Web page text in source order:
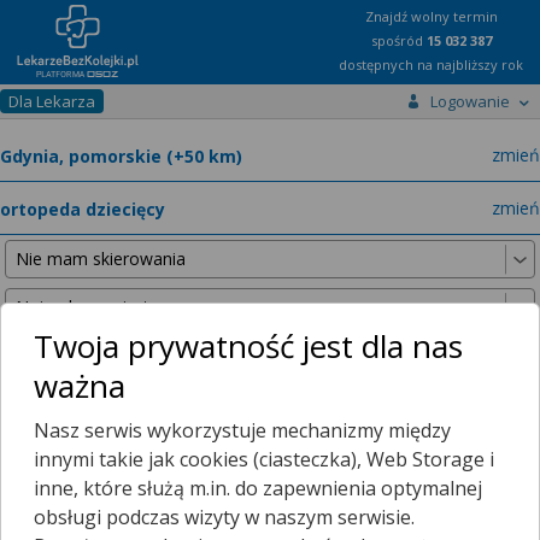
Znajdź wolny termin
spośród 15 032 387
dostępnych na najbliższy rok
Dla Lekarza Logowanie
zmień
zmień
Nie znaleźliśmy żadnych lekarzy w promieniu25 km , dlatego
zwiększyliśmy promień wyszukiwania do
50 km
Twoja prywatność jest dla nas
ważna
Nasz serwis wykorzystuje mechanizmy między
innymi takie jak cookies (ciasteczka), Web Storage i
inne, które służą m.in. do zapewnienia optymalnej
obsługi podczas wizyty w naszym serwisie.